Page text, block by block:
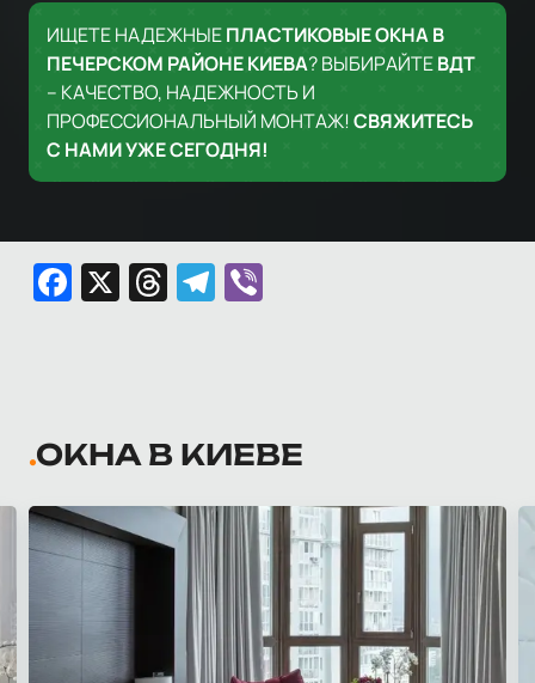
ИЩЕТЕ НАДЕЖНЫЕПЛАСТИКОВЫЕ ОКНА В
ПЕЧЕРСКОМ РАЙОНЕ КИЕВА? ВЫБИРАЙТЕВДТ
– КАЧЕСТВО, НАДЕЖНОСТЬ И
ПРОФЕССИОНАЛЬНЫЙ МОНТАЖ! СВЯЖИТЕСЬ
С НАМИ УЖЕ СЕГОДНЯ!
Facebook
X Threads
Telegram
ОКНА В КИЕВЕ